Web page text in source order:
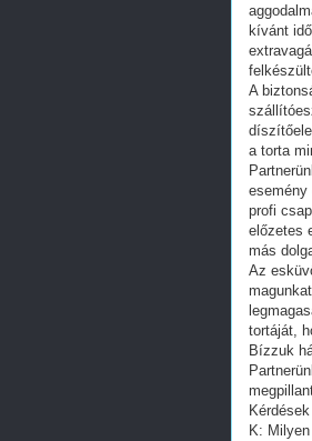
kívánt
A
a torta
esemény
profi
előzetes
más
Az
tortáját,
Bízzuk
K: